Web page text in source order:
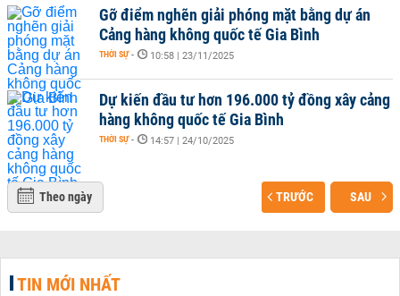
Gỡ điểm nghẽn giải phóng mặt bằng dự án
Cảng hàng không quốc tế Gia Bình
THỜI SỰ - 10:58 | 23/11/2025
Dự kiến đầu tư hơn 196.000 tỷ đồng xây cảng
hàng không quốc tế Gia Bình
THỜI SỰ - 14:57 | 24/10/2025
Theo ngày TRƯỚC SAU
TIN MỚI NHẤT